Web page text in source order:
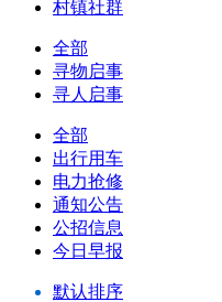
村镇社群
全部
寻物启事
寻人启事
全部
出行用车
电力抢修
通知公告
公招信息
今日早报
默认排序